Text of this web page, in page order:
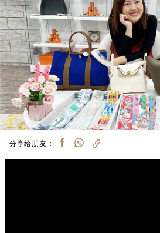
分享给朋友：